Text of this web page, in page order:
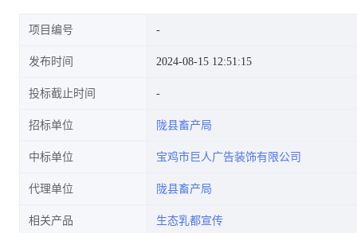
项目编号
发布时间 2024-08-15 12:51:15
投标截止时间
招标单位 陇县畜产局
中标单位 宝鸡市巨人广告装饰有限公司
代理单位 陇县畜产局
相关产品 生态乳都宣传